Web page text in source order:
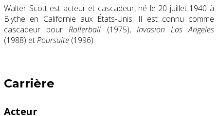
Walter Scott est acteur et cascadeur, né le 20 juillet 1940 à
Blythe en Californie aux États-Unis. Il est connu comme
cascadeur pourRollerball (1975), Invasion Los Angeles
(1988) etPoursuite (1996).
Carrière
Acteur